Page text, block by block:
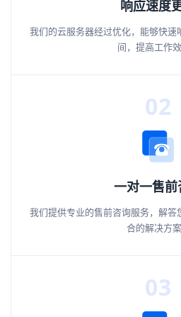
响应速度
我们的云服务器经过优化，能够快
间，提高工作效
02
一对一售前
我们提供专业的售前咨询服务，解
合的解决方案
03